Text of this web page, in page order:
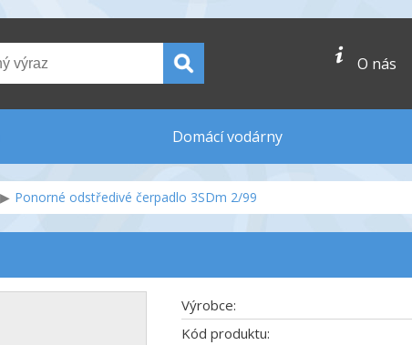
O nás
Domácí vodárny
Ponorné odstředivé čerpadlo 3SDm 2/99
Výrobce:
Kód produktu: